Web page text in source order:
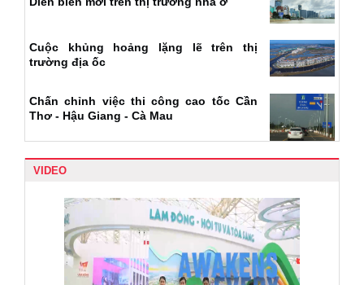
Cuộc khủng hoảng lặng lẽ trên thị
trường địa ốc
Chấn chỉnh việc thi công cao tốc Cần
Thơ - Hậu Giang - Cà Mau
VIDEO